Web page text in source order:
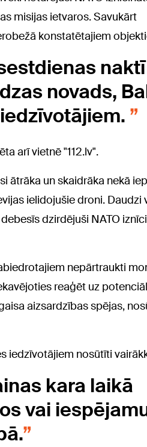
misijas ietvaros. Savukārt
konstatētajiem
novads,
arī vietnē "112.lv".
ātrāka un skaidrāka nekā
ielidojušie droni. Daudzi
dzirdējuši NATO
nepārtraukti
reaģēt uz
aizsardzības spējas,
iedzīvotājiem nosūtīti
kara laikā
vai